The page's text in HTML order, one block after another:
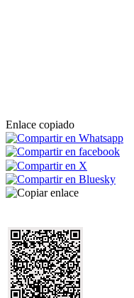
Enlace copiado